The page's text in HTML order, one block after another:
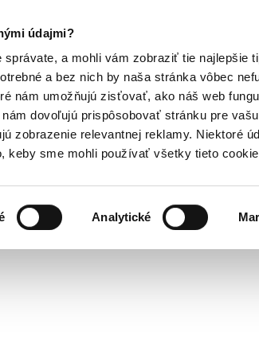
údajmi?
a mohli vám zobraziť tie najlepšie
a bez nich by naša stránka vôbec
nám umožňujú zisťovať, ako náš web
dovoľujú prispôsobovať stránku pre
zobrazenie relevantnej reklamy. Niektoré
keby sme mohli používať všetky tieto
Analytické